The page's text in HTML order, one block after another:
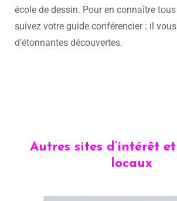
école de dessin. Pour en connaître
suivez votre guide conférencier : il
d’étonnantes découvertes.
Autres sites d’intérêt
locaux